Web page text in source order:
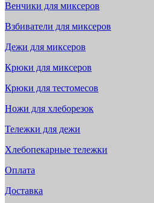
Венчики для миксеров
Взбиватели для миксеров
Дежи для миксеров
Крюки для миксеров
Крюки для тестомесов
Ножи для хлеборезок
Тележки для дежи
Хлебопекарные тележки
Оплата
Доставка